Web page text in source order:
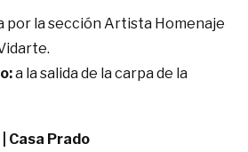
por la sección Artista Homenaje
a la salida de la carpa de la
| Casa Prado